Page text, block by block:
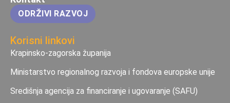
ODRŽIVI RAZVOJ
Korisni linkovi
Krapinsko-zagorska županija
Ministarstvo regionalnog razvoja i fondova europske unije
Središnja agencija za financiranje i ugovaranje (SAFU)